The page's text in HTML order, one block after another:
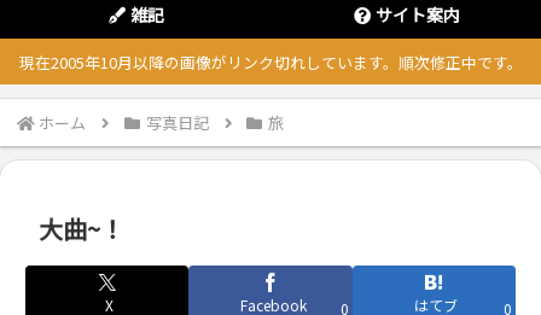
雑記
サイト案内
現在2005年10月以降の画像がリンク切れしています。順次修正中です。
ホーム 写真日記 旅
大曲~！
X Facebook 0 はてブ 0